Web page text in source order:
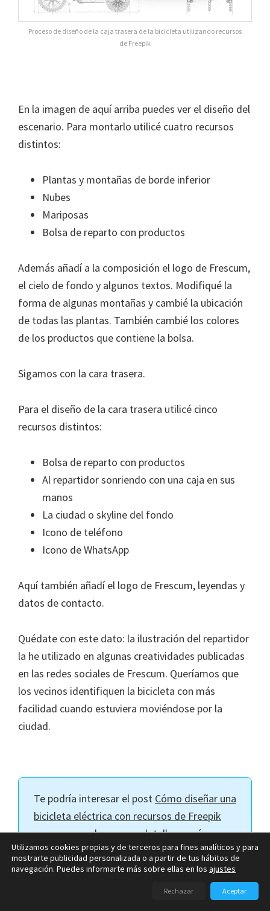
Proceso de diseño de la caja trasera de la bicicleta utilizando recursos
de Freepik
En la imagen de aquí arriba puedes ver el diseño del
escenario. Para montarlo utilicé cuatro recursos
distintos:
Plantas y montañas de borde inferior
Nubes
Mariposas
Bolsa de reparto con productos
Además añadí a la composición el logo de Frescum,
el cielo de fondo y algunos textos. Modifiqué la
forma de algunas montañas y cambié la ubicación
de todas las plantas. También cambié los colores
de los productos que contiene la bolsa.
Sigamos con la cara trasera.
Para el diseño de la cara trasera utilicé cinco
recursos distintos:
Bolsa de reparto con productos
Al repartidor sonriendo con una caja en sus
manos
La ciudad o skyline del fondo
Icono de teléfono
Icono de WhatsApp
Aquí también añadí el logo de Frescum, leyendas y
datos de contacto.
Quédate con este dato: la ilustración del repartidor
la he utilizado en algunas creatividades publicadas
en las redes sociales de Frescum. Queríamos que
los vecinos identifiquen la bicicleta con más
facilidad cuando estuviera moviéndose por la
ciudad.
Te podría interesar el post Cómo diseñar una
bicicleta eléctrica con recursos de Freepik
para conocer los pasos, detalles y más
información delproceso de diseño.
Utilizamos cookies propias y de terceros para fines analíticos y para
mostrarte publicidad personalizada o a partir de tus hábitos de
navegación. Puedes informarte más sobre ellas en los ajustes
Aceptar
Rechazar